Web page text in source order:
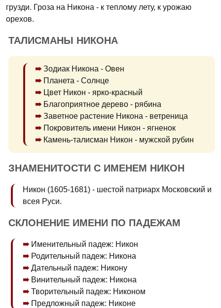
грузди. Гроза на Никона - к теплому лету, к урожаю
орехов.
ТАЛИСМАНЫ НИКОНА
Зодиак Никона - Овен
Планета - Солнце
Цвет Никон - ярко-красный
Благоприятное дерево - рябина
Заветное растение Никона - ветреница
Покровитель имени Никон - ягненок
Камень-талисман Никон - мужской рубин
ЗНАМЕНИТОСТИ С ИМЕНЕМ НИКОН
Никон (1605-1681) - шестой патриарх Московский и
всея Руси.
СКЛОНЕНИЕ ИМЕНИ ПО ПАДЕЖАМ
Именительный падеж: Никон
Родительный падеж: Никона
Дательный падеж: Никону
Винительный падеж: Никона
Творительный падеж: Никоном
Предложный падеж: Никоне